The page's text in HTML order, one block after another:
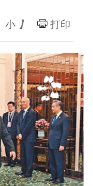
小 】 打印